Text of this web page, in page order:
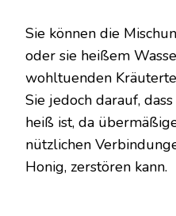
Sie können die
oder sie heißem
wohltuenden
Sie jedoch darauf,
heiß ist, da
nützlichen
Honig, zerstören kann.